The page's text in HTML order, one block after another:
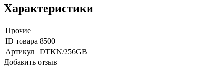
Характеристики
Прочие
ID товара 8500
Артикул
DTKN/256GB
Добавить отзыв